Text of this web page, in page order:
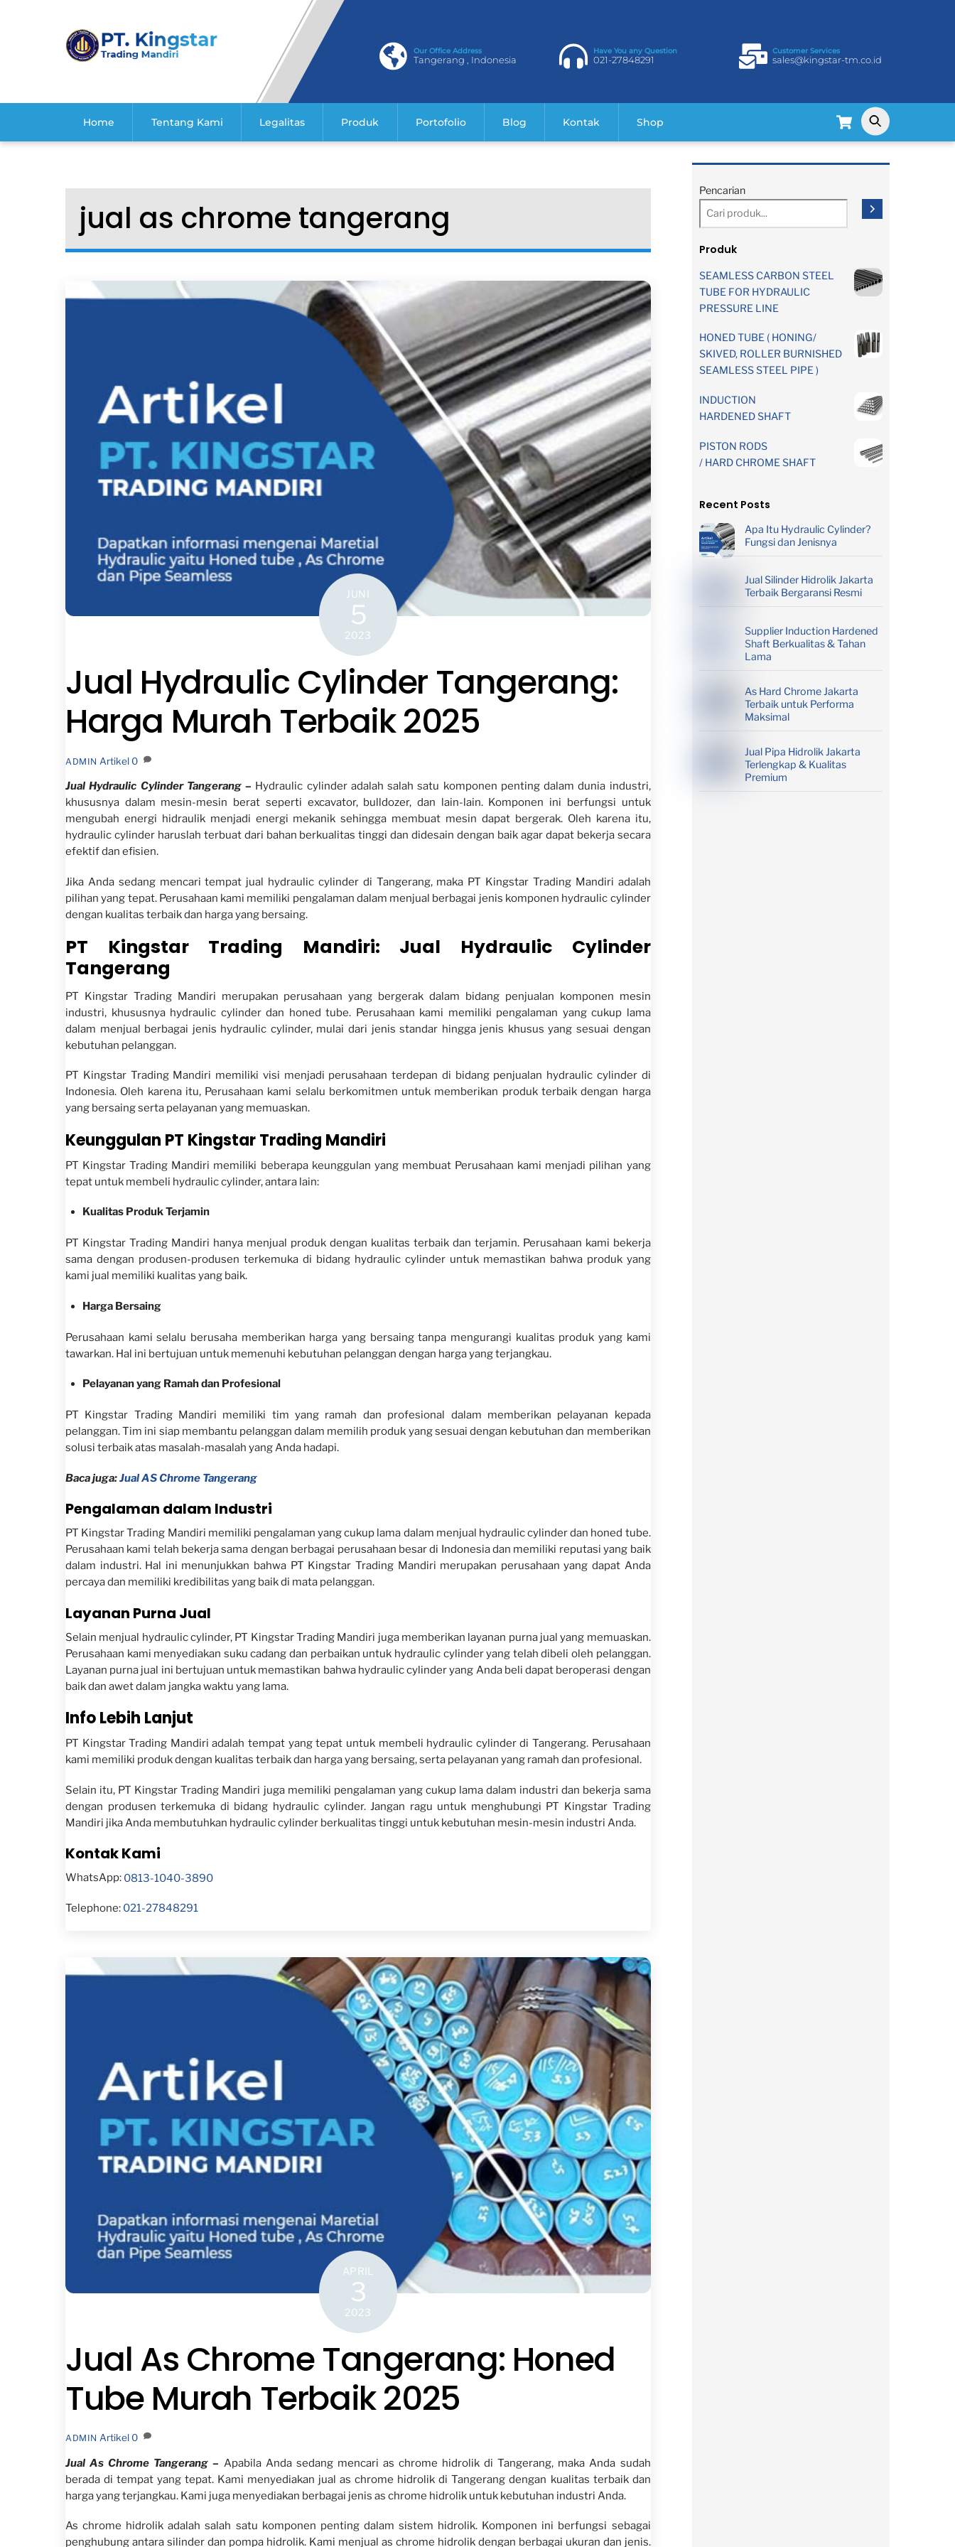
Cart
Home Tentang Kami Legalitas Produk Portofolio Blog Kontak Shop
Our Office Address
Tangerang , Indonesia
Have You any Question
021-27848291
Customer Services
sales@kingstar-tm.co.id
jual as chrome tangerang
JUNI
5
2023
Jual Hydraulic Cylinder Tangerang:
Harga Murah Terbaik 2025
ADMIN Artikel 0
Jual Hydraulic Cylinder Tangerang – Hydraulic cylinder adalah salah satu komponen penting dalam dunia industri,
khususnya dalam mesin-mesin berat seperti excavator, bulldozer, dan lain-lain. Komponen ini berfungsi untuk
mengubah energi hidraulik menjadi energi mekanik sehingga membuat mesin dapat bergerak. Oleh karena itu,
hydraulic cylinder haruslah terbuat dari bahan berkualitas tinggi dan didesain dengan baik agar dapat bekerja secara
efektif dan efisien.
Jika Anda sedang mencari tempat jual hydraulic cylinder di Tangerang, maka PT Kingstar Trading Mandiri adalah
pilihan yang tepat. Perusahaan kami memiliki pengalaman dalam menjual berbagai jenis komponen hydraulic cylinder
dengan kualitas terbaik dan harga yang bersaing.
PT Kingstar Trading Mandiri: Jual Hydraulic Cylinder
Tangerang
PT Kingstar Trading Mandiri merupakan perusahaan yang bergerak dalam bidang penjualan komponen mesin
industri, khususnya hydraulic cylinder dan honed tube. Perusahaan kami memiliki pengalaman yang cukup lama
dalam menjual berbagai jenis hydraulic cylinder, mulai dari jenis standar hingga jenis khusus yang sesuai dengan
kebutuhan pelanggan.
PT Kingstar Trading Mandiri memiliki visi menjadi perusahaan terdepan di bidang penjualan hydraulic cylinder di
Indonesia. Oleh karena itu, Perusahaan kami selalu berkomitmen untuk memberikan produk terbaik dengan harga
yang bersaing serta pelayanan yang memuaskan.
Keunggulan PT Kingstar Trading Mandiri
PT Kingstar Trading Mandiri memiliki beberapa keunggulan yang membuat Perusahaan kami menjadi pilihan yang
tepat untuk membeli hydraulic cylinder, antara lain:
Kualitas Produk Terjamin
PT Kingstar Trading Mandiri hanya menjual produk dengan kualitas terbaik dan terjamin. Perusahaan kami bekerja
sama dengan produsen-produsen terkemuka di bidang hydraulic cylinder untuk memastikan bahwa produk yang
kami jual memiliki kualitas yang baik.
Harga Bersaing
Perusahaan kami selalu berusaha memberikan harga yang bersaing tanpa mengurangi kualitas produk yang kami
tawarkan. Hal ini bertujuan untuk memenuhi kebutuhan pelanggan dengan harga yang terjangkau.
Pelayanan yang Ramah dan Profesional
PT Kingstar Trading Mandiri memiliki tim yang ramah dan profesional dalam memberikan pelayanan kepada
pelanggan. Tim ini siap membantu pelanggan dalam memilih produk yang sesuai dengan kebutuhan dan memberikan
solusi terbaik atas masalah-masalah yang Anda hadapi.
Baca juga:Jual AS Chrome Tangerang
Pengalaman dalam Industri
PT Kingstar Trading Mandiri memiliki pengalaman yang cukup lama dalam menjual hydraulic cylinder dan honed tube.
Perusahaan kami telah bekerja sama dengan berbagai perusahaan besar di Indonesia dan memiliki reputasi yang baik
dalam industri. Hal ini menunjukkan bahwa PT Kingstar Trading Mandiri merupakan perusahaan yang dapat Anda
percaya dan memiliki kredibilitas yang baik di mata pelanggan.
Layanan Purna Jual
Selain menjual hydraulic cylinder, PT Kingstar Trading Mandiri juga memberikan layanan purna jual yang memuaskan.
Perusahaan kami menyediakan suku cadang dan perbaikan untuk hydraulic cylinder yang telah dibeli oleh pelanggan.
Layanan purna jual ini bertujuan untuk memastikan bahwa hydraulic cylinder yang Anda beli dapat beroperasi dengan
baik dan awet dalam jangka waktu yang lama.
Info Lebih Lanjut
PT Kingstar Trading Mandiri adalah tempat yang tepat untuk membeli hydraulic cylinder di Tangerang. Perusahaan
kami memiliki produk dengan kualitas terbaik dan harga yang bersaing, serta pelayanan yang ramah dan profesional.
Selain itu, PT Kingstar Trading Mandiri juga memiliki pengalaman yang cukup lama dalam industri dan bekerja sama
dengan produsen terkemuka di bidang hydraulic cylinder. Jangan ragu untuk menghubungi PT Kingstar Trading
Mandiri jika Anda membutuhkan hydraulic cylinder berkualitas tinggi untuk kebutuhan mesin-mesin industri Anda.
Kontak Kami
WhatsApp: 0813-1040-3890
Telephone: 021-27848291
APRIL
3
2023
Jual As Chrome Tangerang: Honed
Tube Murah Terbaik 2025
ADMIN Artikel 0
Jual As Chrome Tangerang – Apabila Anda sedang mencari as chrome hidrolik di Tangerang, maka Anda sudah
berada di tempat yang tepat. Kami menyediakan jual as chrome hidrolik di Tangerang dengan kualitas terbaik dan
harga yang terjangkau. Kami juga menyediakan berbagai jenis as chrome hidrolik untuk kebutuhan industri Anda.
As chrome hidrolik adalah salah satu komponen penting dalam sistem hidrolik. Komponen ini berfungsi sebagai
penghubung antara silinder dan pompa hidrolik. Kami menjual as chrome hidrolik dengan berbagai ukuran dan jenis.
Pencarian
Produk
SEAMLESS CARBON STEEL
TUBE FOR HYDRAULIC
PRESSURE LINE
HONED TUBE ( HONING/
SKIVED, ROLLER BURNISHED
SEAMLESS STEEL PIPE )
INDUCTION
HARDENED SHAFT
PISTON RODS
/ HARD CHROME SHAFT
Recent Posts
Apa Itu Hydraulic Cylinder?
Fungsi dan Jenisnya
Jual Silinder Hidrolik Jakarta
Terbaik Bergaransi Resmi
Supplier Induction Hardened
Shaft Berkualitas & Tahan
Lama
As Hard Chrome Jakarta
Terbaik untuk Performa
Maksimal
Jual Pipa Hidrolik Jakarta
Terlengkap & Kualitas
Premium